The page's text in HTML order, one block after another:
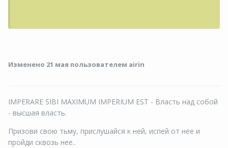
Изменено 21 мая пользователем airin
IMPERARE SIBI MAXIMUM IMPERIUM EST - Власть над собой
- высшая власть.
Призови свою тьму, прислушайся к ней, испей от нее и
пройди сквозь нее..